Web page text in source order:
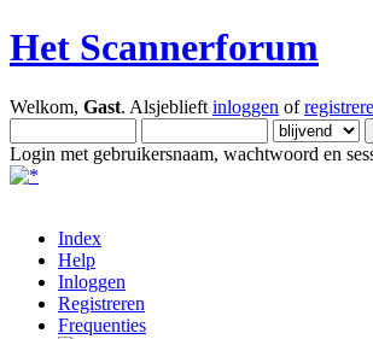
Het Scannerforum
Welkom, Gast. Alsjeblieft inloggen of
Login met gebruikersnaam, wachtwoord en
Index
Help
Inloggen
Registreren
Frequenties